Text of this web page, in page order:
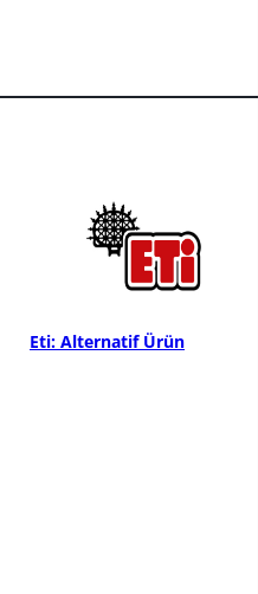
Eti: Alternatif Ürün